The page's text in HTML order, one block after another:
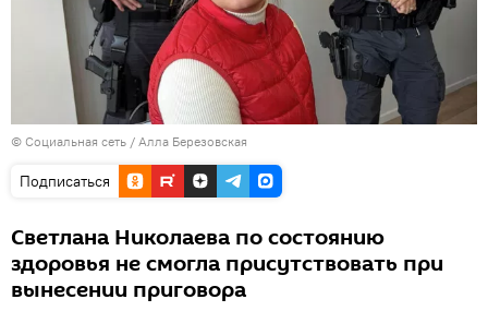
© Социальная сеть / Алла Березовская
Подписаться
Светлана Николаева по состоянию
здоровья не смогла присутствовать при
вынесении приговора